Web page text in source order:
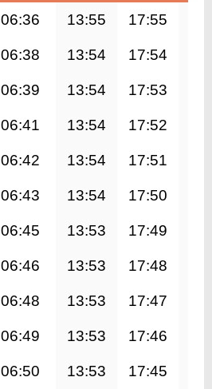
06:36 13:55 17:55
06:38 13:54 17:54
06:39 13:54 17:53
06:41 13:54 17:52
06:42 13:54 17:51
06:43 13:54 17:50
06:45 13:53 17:49
06:46 13:53 17:48
06:48 13:53 17:47
06:49 13:53 17:46
06:50 13:53 17:45